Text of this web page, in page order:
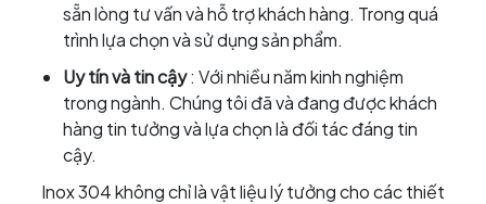
sẵn lòng tư vấn và hỗ trợ khách hàng. Trong quá
trình lựa chọn và sử dụng sản phẩm.
Uy tín và tin cậy: Với nhiều năm kinh nghiệm
trong ngành. Chúng tôi đã và đang được khách
hàng tin tưởng và lựa chọn là đối tác đáng tin
cậy.
Inox 304 không chỉ là vật liệu lý tưởng cho các thiết